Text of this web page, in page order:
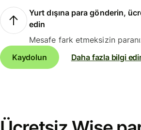
Yurt dışına para gönderin,
edin
Mesafe fark etmeksizin
Kaydolun
Daha fazla bilgi